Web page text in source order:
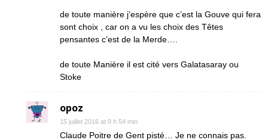
de toute manière j’espère que c’est la Gouve qui fera
sont choix , car on a vu les choix des Têtes
pensantes c’est de la Merde….
de toute Manière il est cité vers Galatasaray ou
Stoke
opoz
15 juillet 2016 at 9 h 54 min
Claude Poitre de Gent pisté… Je ne connais pas.